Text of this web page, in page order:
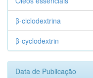
β-ciclodextrina
β-cyclodextrin
Data de Publicação